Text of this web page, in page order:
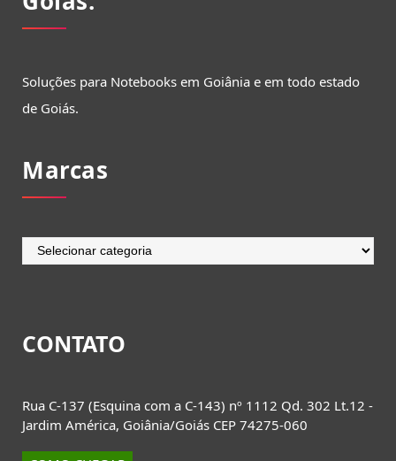
Soluções para Notebooks em Goiânia e em todo estado
de Goiás.
Marcas
Marcas
CONTATO
Rua C-137 (Esquina com a C-143) nº 1112 Qd. 302 Lt.12 -
Jardim América, Goiânia/Goiás CEP 74275-060